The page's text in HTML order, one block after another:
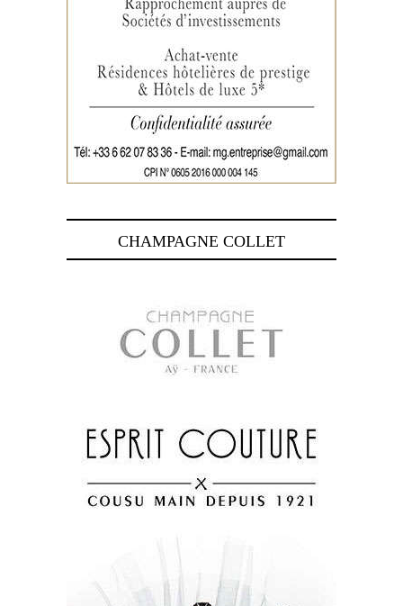
CHAMPAGNE COLLET